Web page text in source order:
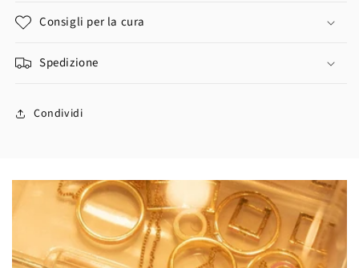
Consigli per la cura
Spedizione
Condividi